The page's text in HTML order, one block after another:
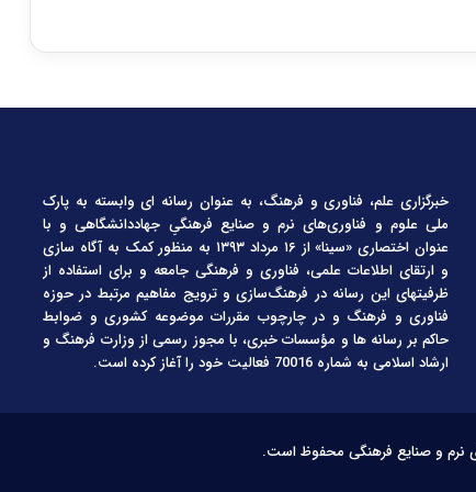
خبرگزاری علم، فناوری و فرهنگ، به عنوان رسانه ای وابسته به پارک
ملی علوم و فناوری‌های نرم و صنایع فرهنگیِ جهاددانشگاهی و با
عنوان اختصاری «سینا» از ۱۶ مرداد ۱۳۹۳ به منظور کمک به آگاه سازی
و ارتقای اطلاعات علمی، فناوری و فرهنگی جامعه و برای استفاده از
ظرفیتهای این رسانه در فرهنگ‌سازی و ترویج مفاهیم مرتبط در حوزه
فناوری و فرهنگ و در چارچوب مقررات موضوعه کشوری و ضوابط
حاکم بر رسانه ها و مؤسسات خبری، با مجوز رسمی از وزارت فرهنگ و
ارشاد اسلامی به شماره 70016 فعالیت خود را آغاز کرده است.
نرم و صنایع فرهنگی محفوظ است.